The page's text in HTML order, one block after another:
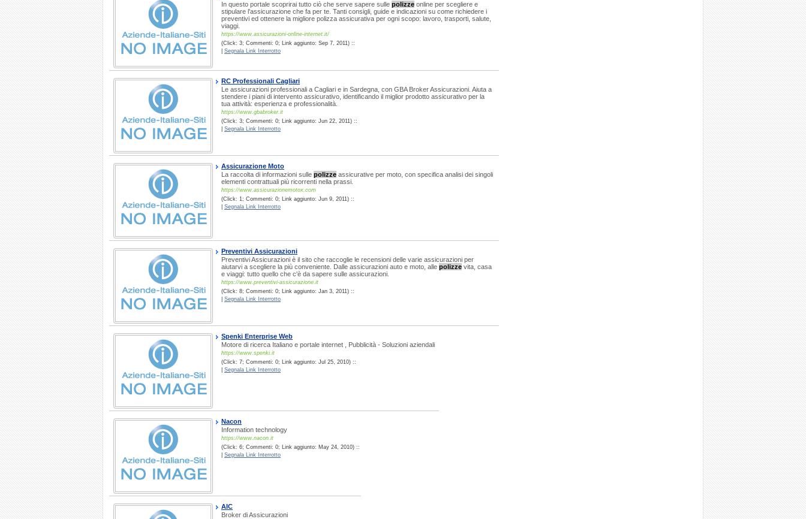
In questo portale scoprirai tutto ciò che serve sapere sulle polizze online per scegliere e
stipulare l'assicurazione che fa per te. Tanti consigli, guide e indicazioni su come richiedere i
preventivi ed ottenere la migliore polizza assicurativa per ogni scopo: lavoro, trasporti, salute,
viaggi.
https://www.assicurazioni-online-internet.it/
(Click: 3; Commenti: 0; Link aggiunto: Sep 7, 2011) ::
Segnala Link Interrotto
RC Professionali Cagliari
Le assicurazioni professionali a Cagliari e in Sardegna, con GBA Broker Assicurazioni. Aiuta a
stendere i piani di intervento assicurativo, identificando il miglior prodotto assicurativo per la
tua attività: esperienza e professionalità.
https://www.gbabroker.it
(Click: 3; Commenti: 0; Link aggiunto: Jun 22, 2011) ::
Segnala Link Interrotto
Assicurazione Moto
La raccolta di informazioni sulle polizze assicurative per moto, con specifica analisi dei singoli
elementi contrattuali più ricorrenti nella prassi.
https://www.assicurazionemotox.com
(Click: 1; Commenti: 0; Link aggiunto: Jun 9, 2011) ::
Segnala Link Interrotto
Preventivi Assicurazioni
Preventivi Assicurazioni è il sito che raccoglie le recensioni delle varie assicurazioni per
aiutarvi a scegliere la più conveniente. Dalle assicurazioni auto e moto, alle polizze vita, casa
e viaggi: tutto quello che c'è da sapere sulle assicurazioni.
https://www.preventivi-assicurazione.it
(Click: 8; Commenti: 0; Link aggiunto: Jan 3, 2011) ::
Segnala Link Interrotto
Spenki Enterprise Web
Motore di ricerca Italiano e portale internet , Pubblicità - Soluzioni aziendali
https://www.spenki.it
(Click: 7; Commenti: 0; Link aggiunto: Jul 25, 2010) ::
Segnala Link Interrotto
Nacon
Information technology
https://www.nacon.it
(Click: 6; Commenti: 0; Link aggiunto: May 24, 2010) ::
Segnala Link Interrotto
AIC
Broker di Assicurazioni